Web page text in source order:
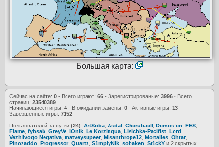
Большая карта:
Сейчас на сайте: 0 - Всего играют: 66 - Зарегистрированые: 3996 - Всего
страниц: 23540389
Начинающиеся игры: 4 - В ожидании замены: 0 - Активные игры: 13 -
Завершенные игры: 7152
Пользователей за сутки (24): ArtSoba, Asdal , Cherubaell , Demosfen, FES,
Flame, fybsab, GreyVe, iOnik, Le Korzinqua, Lisichka-Pacifist, Lord
Vezhlivogo Negativa, matveysupeer, Misanthrope12, Mortalies, Ohtar,
Pinozaddo, Progressor, Quartz, S1mplyNik, sobaken, St1ckY и 2 скрытых